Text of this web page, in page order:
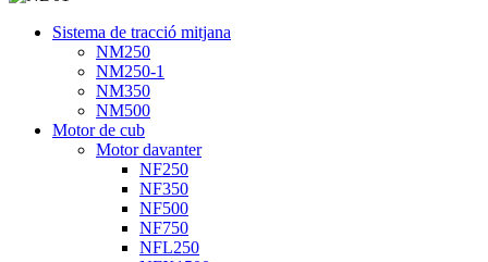
Sistema de tracció mitjana
NM250
NM250-1
NM350
NM500
Motor de cub
Motor davanter
NF250
NF350
NF500
NF750
NFL250